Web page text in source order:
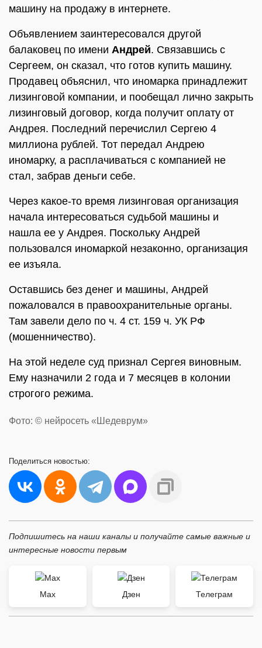
машину на продажу в интернете.
Объявлением заинтересовался другой
балаковец по имени Андрей. Связавшись с
Сергеем, он сказал, что готов купить машину.
Продавец объяснил, что иномарка принадлежит
лизинговой компании, и пообещал лично закрыть
лизинговый договор, когда получит оплату от
Андрея. Последний перечислил Сергею 4
миллиона рублей. Тот передал Андрею
иномарку, а расплачиваться с компанией не
стал, забрав деньги себе.
Через какое-то время лизинговая организация
начала интересоваться судьбой машины и
нашла ее у Андрея. Поскольку Андрей
пользовался иномаркой незаконно, организация
ее изъяла.
Оставшись без денег и машины, Андрей
пожаловался в правоохранительные органы.
Там завели дело по ч. 4 ст. 159 ч. УК РФ
(мошенничество).
На этой неделе суд признал Сергея виновным.
Ему назначили 2 года и 7 месяцев в колонии
строгого режима.
Фото: © нейросеть «Шедеврум»
Поделиться новостью:
Подпишитесь на наши каналы и получайте самые важные и
интересные новости первым
Max Дзен Телеграм